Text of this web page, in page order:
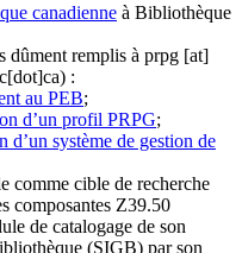
canadienne à Bibliothèque
dûment remplis à prpg [at]
:
au PEB;
d’un profil PRPG;
d’un système de gestion de
comme cible de recherche
composantes Z39.50
de catalogage de son
(SIGB) par son